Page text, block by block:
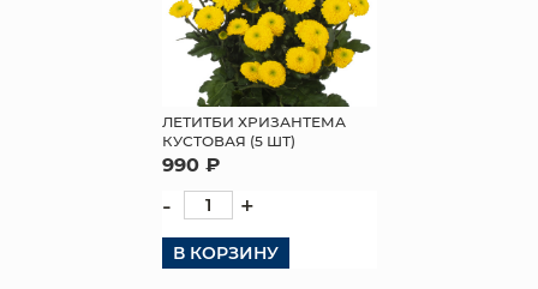
ЛЕТИТБИ ХРИЗАНТЕМА
КУСТОВАЯ (5 ШТ)
990 ₽
- +
В КОРЗИНУ